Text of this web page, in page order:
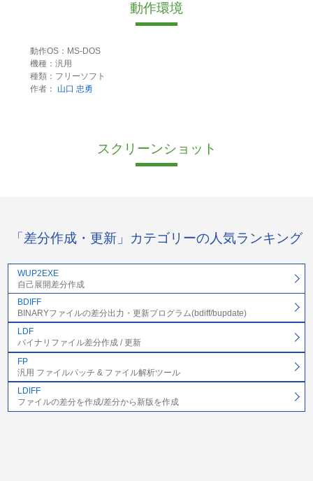
動作環境
動作OS：MS-DOS
機種：汎用
種類：フリーソフト
作者：
山口 忠勇
スクリーンショット
「差分作成・更新」カテゴリーの人気ランキング
WUP2EXE
自己展開差分作成
BDIFF
BINARYファイルの差分出力・更新プログラム(bdiff/bupdate)
LDF
バイナリファイル差分作成 / 更新
FP
汎用 ファイルパッチ & ファイル解析ツール
LDIFF
ファイルの差分を作成/差分から新版を作成